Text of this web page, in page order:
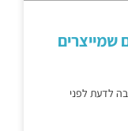
שמייצרים
דוידי ב-2026: מה חובה לדעת לפני